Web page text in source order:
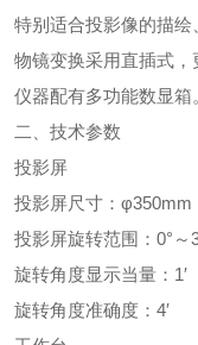
特别适合投影像的描绘
物镜变换采用直插式，
仪器配有多功能数显箱
二、技术参数
投影屏
投影屏尺寸： φ350mm
投影屏旋转范围： 0° ～
旋转角度显示当量： 1′
旋转角度准确度： 4′